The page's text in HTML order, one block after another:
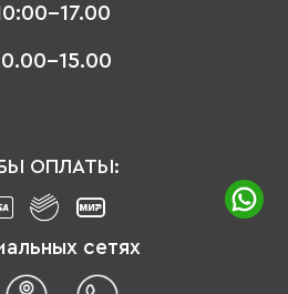
17.00
15.00
ОПЛАТЫ:
сетях